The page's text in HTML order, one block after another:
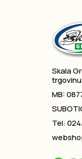
Skala
MB:
Tel: